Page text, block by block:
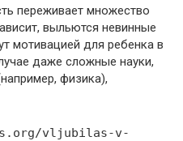
переживает множество
выльются невинные
мотивацией для ребенка в
даже сложные науки,
физика),
vljubilas-v-